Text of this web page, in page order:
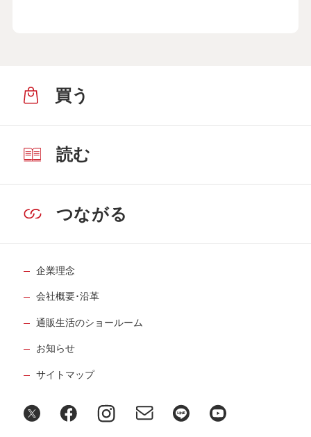
買う
読む
つながる
企業理念
会社概要･沿革
通販生活のショールーム
お知らせ
サイトマップ